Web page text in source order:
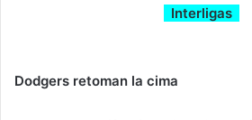
Interligas
Dodgers retoman la cima